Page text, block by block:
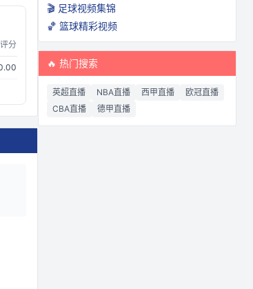
评分
🎬 足球视频集锦
🏀 篮球精彩视频
🔥 热门搜索
英超直播 NBA直播 西甲直播
欧冠直播
CBA直播
德甲直播